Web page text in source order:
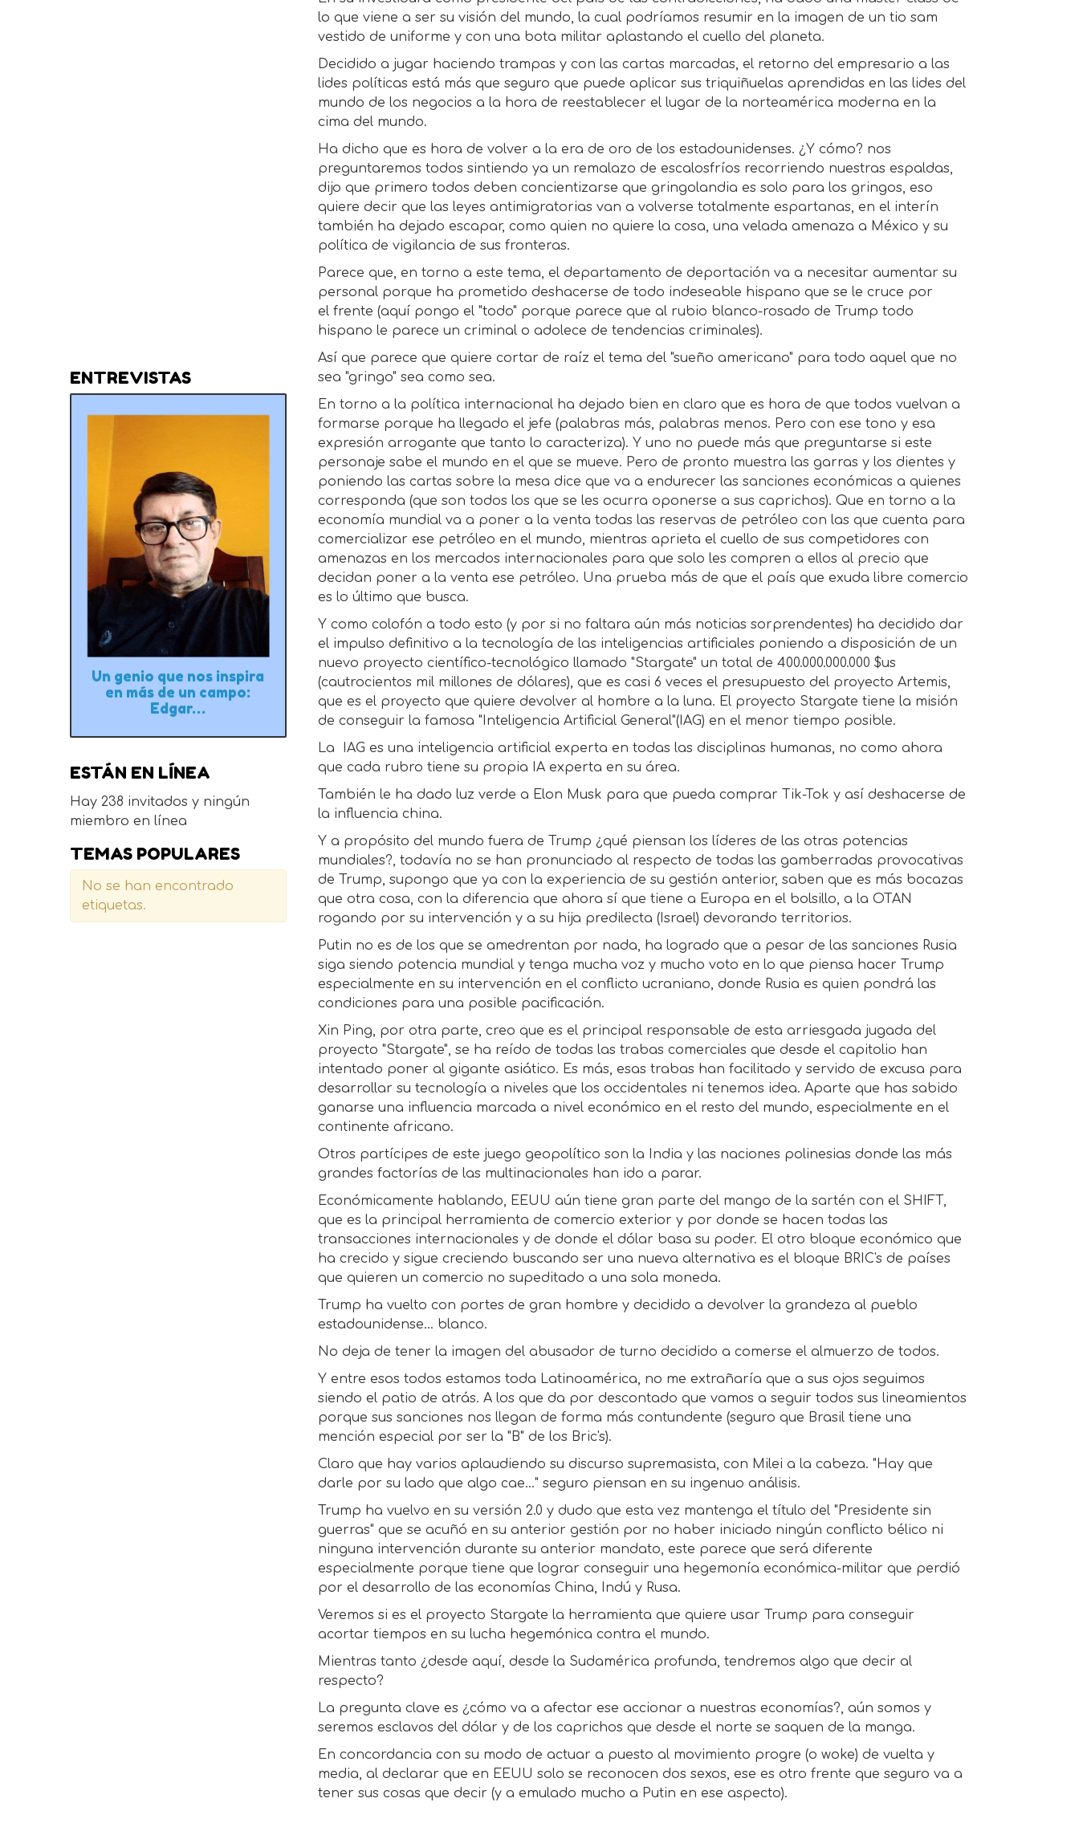
lo que viene a ser su visión del mundo, la cual podríamos resumir en la imagen de un tio sam
vestido de uniforme y con una bota militar aplastando el cuello del planeta.
Decidido a jugar haciendo trampas y con las cartas marcadas, el retorno del empresario a las
lides políticas está más que seguro que puede aplicar sus triquiñuelas aprendidas en las lides del
mundo de los negocios a la hora de reestablecer el lugar de la norteamérica moderna en la
cima del mundo.
Ha dicho que es hora de volver a la era de oro de los estadounidenses. ¿Y cómo? nos
preguntaremos todos sintiendo ya un remalazo de escalosfríos recorriendo nuestras espaldas,
dijo que primero todos deben concientizarse que gringolandia es solo para los gringos, eso
quiere decir que las leyes antimigratorias van a volverse totalmente espartanas, en el interín
también ha dejado escapar, como quien no quiere la cosa, una velada amenaza a México y su
política de vigilancia de sus fronteras.
Parece que, en torno a este tema, el departamento de deportación va a necesitar aumentar su
personal porque ha prometido deshacerse de todo indeseable hispano que se le cruce por
el frente (aquí pongo el "todo" porque parece que al rubio blanco-rosado de Trump todo
hispano le parece un criminal o adolece de tendencias criminales).
Así que parece que quiere cortar de raíz el tema del "sueño americano" para todo aquel que no
sea "gringo" sea como sea.
En torno a la política internacional ha dejado bien en claro que es hora de que todos vuelvan a
formarse porque ha llegado el jefe (palabras más, palabras menos. Pero con ese tono y esa
expresión arrogante que tanto lo caracteriza). Y uno no puede más que preguntarse si este
personaje sabe el mundo en el que se mueve. Pero de pronto muestra las garras y los dientes y
poniendo las cartas sobre la mesa dice que va a endurecer las sanciones económicas a quienes
corresponda (que son todos los que se les ocurra oponerse a sus caprichos). Que en torno a la
economía mundial va a poner a la venta todas las reservas de petróleo con las que cuenta para
comercializar ese petróleo en el mundo, mientras aprieta el cuello de sus competidores con
amenazas en los mercados internacionales para que solo les compren a ellos al precio que
decidan poner a la venta ese petróleo. Una prueba más de que el país que exuda libre comercio
es lo último que busca.
Y como colofón a todo esto (y por si no faltara aún más noticias sorprendentes) ha decidido dar
el impulso definitivo a la tecnología de las inteligencias artificiales poniendo a disposición de un
nuevo proyecto científico-tecnológico llamado "Stargate" un total de 400.000.000.000 $us
(cautrocientos mil millones de dólares), que es casi 6 veces el presupuesto del proyecto Artemis,
que es el proyecto que quiere devolver al hombre a la luna. El proyecto Stargate tiene la misión
de conseguir la famosa "Inteligencia Artificial General"(IAG) en el menor tiempo posible.
La IAG es una inteligencia artificial experta en todas las disciplinas humanas, no como ahora
que cada rubro tiene su propia IA experta en su área.
También le ha dado luz verde a Elon Musk para que pueda comprar Tik-Tok y así deshacerse de
la influencia china.
Y a propósito del mundo fuera de Trump ¿qué piensan los líderes de las otras potencias
mundiales?, todavía no se han pronunciado al respecto de todas las gamberradas provocativas
de Trump, supongo que ya con la experiencia de su gestión anterior, saben que es más bocazas
que otra cosa, con la diferencia que ahora sí que tiene a Europa en el bolsillo, a la OTAN
rogando por su intervención y a su hija predilecta (Israel) devorando territorios.
Putin no es de los que se amedrentan por nada, ha logrado que a pesar de las sanciones Rusia
siga siendo potencia mundial y tenga mucha voz y mucho voto en lo que piensa hacer Trump
especialmente en su intervención en el conflicto ucraniano, donde Rusia es quien pondrá las
condiciones para una posible pacificación.
Xin Ping, por otra parte, creo que es el principal responsable de esta arriesgada jugada del
proyecto "Stargate", se ha reído de todas las trabas comerciales que desde el capitolio han
intentado poner al gigante asiático. Es más, esas trabas han facilitado y servido de excusa para
desarrollar su tecnología a niveles que los occidentales ni tenemos idea. Aparte que has sabido
ganarse una influencia marcada a nivel económico en el resto del mundo, especialmente en el
continente africano.
Otros partícipes de este juego geopolítico son la India y las naciones polinesias donde las más
grandes factorías de las multinacionales han ido a parar.
Económicamente hablando, EEUU aún tiene gran parte del mango de la sartén con el SHIFT,
que es la principal herramienta de comercio exterior y por donde se hacen todas las
transacciones internacionales y de donde el dólar basa su poder. El otro bloque económico que
ha crecido y sigue creciendo buscando ser una nueva alternativa es el bloque BRIC's de países
que quieren un comercio no supeditado a una sola moneda.
Trump ha vuelto con portes de gran hombre y decidido a devolver la grandeza al pueblo
estadounidense... blanco.
No deja de tener la imagen del abusador de turno decidido a comerse el almuerzo de todos.
Y entre esos todos estamos toda Latinoamérica, no me extrañaría que a sus ojos seguimos
siendo el patio de atrás. A los que da por descontado que vamos a seguir todos sus lineamientos
porque sus sanciones nos llegan de forma más contundente (seguro que Brasil tiene una
mención especial por ser la "B" de los Bric's).
Claro que hay varios aplaudiendo su discurso supremasista, con Milei a la cabeza. "Hay que
darle por su lado que algo cae..." seguro piensan en su ingenuo análisis.
Trump ha vuelvo en su versión 2.0 y dudo que esta vez mantenga el título del "Presidente sin
guerras" que se acuñó en su anterior gestión por no haber iniciado ningún conflicto bélico ni
ninguna intervención durante su anterior mandato, este parece que será diferente
especialmente porque tiene que lograr conseguir una hegemonía económica-militar que perdió
por el desarrollo de las economías China, Indú y Rusa.
Veremos si es el proyecto Stargate la herramienta que quiere usar Trump para conseguir
acortar tiempos en su lucha hegemónica contra el mundo.
Mientras tanto ¿desde aquí, desde la Sudamérica profunda, tendremos algo que decir al
respecto?
La pregunta clave es ¿cómo va a afectar ese accionar a nuestras economías?, aún somos y
seremos esclavos del dólar y de los caprichos que desde el norte se saquen de la manga.
En concordancia con su modo de actuar a puesto al movimiento progre (o woke) de vuelta y
media, al declarar que en EEUU solo se reconocen dos sexos, ese es otro frente que seguro va a
tener sus cosas que decir (y a emulado mucho a Putin en ese aspecto).
ENTREVISTAS
Un genio que nos inspira
en más de un campo:
Edgar…
ESTÁN EN LÍNEA
Hay 238 invitados y ningún
miembro en línea
TEMAS POPULARES
No se han encontrado
etiquetas.